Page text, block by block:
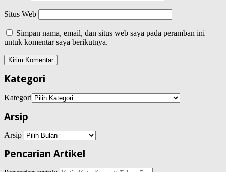
Situs Web
Simpan nama, email, dan situs web saya pada peramban ini
untuk komentar saya berikutnya.
Kategori
Kategori
Arsip
Arsip
Pencarian Artikel